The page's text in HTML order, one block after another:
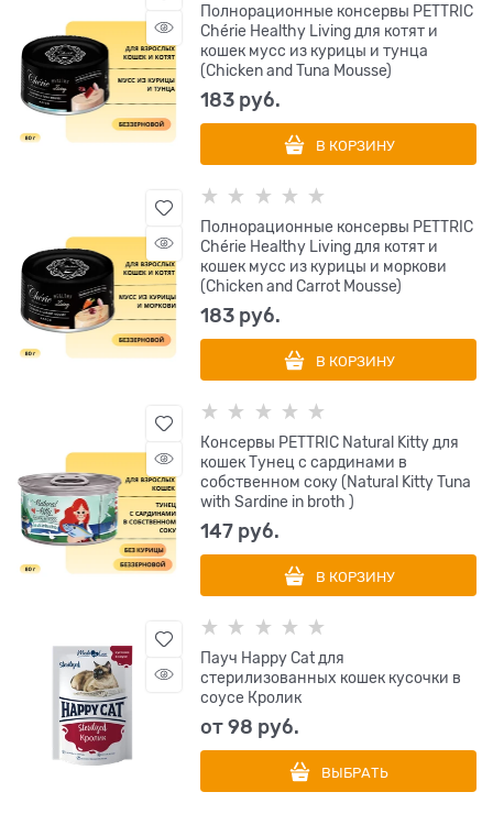
Полнорационные консервы PETTRIC
Chérie Healthy Living для котят и
кошек мусс из курицы и тунца
(Chicken and Tuna Mousse)
183 руб.
В КОРЗИНУ
Полнорационные консервы PETTRIC
Chérie Healthy Living для котят и
кошек мусс из курицы и моркови
(Chicken and Carrot Mousse)
183 руб.
В КОРЗИНУ
Консервы PETTRIC Natural Kitty для
кошек Тунец с сардинами в
собственном соку (Natural Kitty Tuna
with Sardine in broth )
147 руб.
В КОРЗИНУ
Пауч Happy Cat для
стерилизованных кошек кусочки в
соусе Кролик
от98 руб.
ВЫБРАТЬ